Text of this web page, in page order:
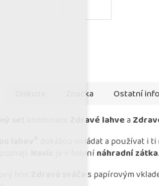
Značka
Ostatní
Zdravé lahvea
dokážou ovládat a používat i
je v balenínáhradní zátka.
s papírovým